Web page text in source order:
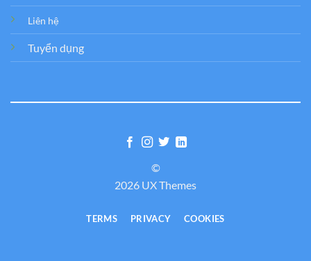
Liên hệ
Tuyển dụng
©
2026 UX Themes
TERMS PRIVACY COOKIES